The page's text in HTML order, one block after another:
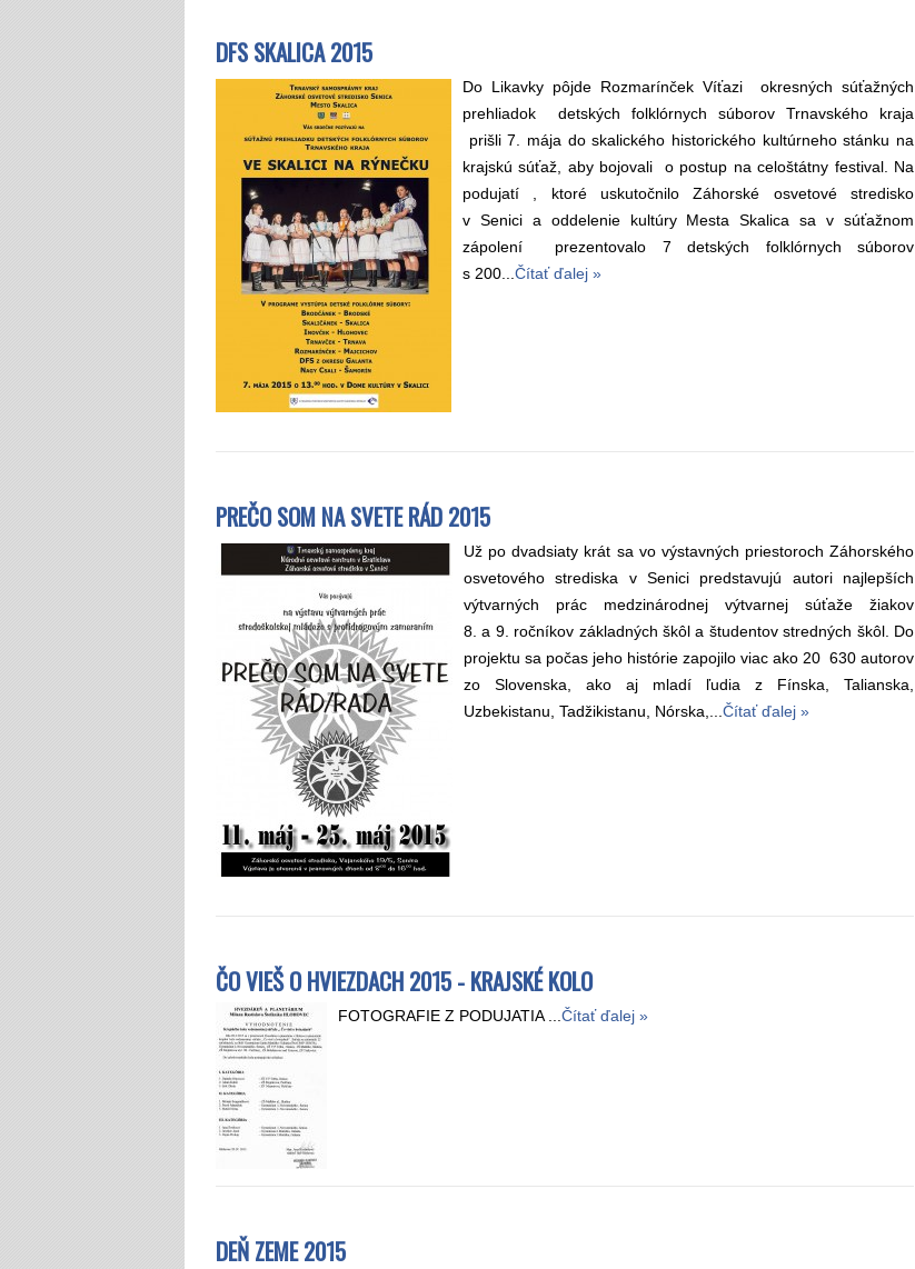
DFS SKALICA 2015
Do Likavky pôjde Rozmarínček Víťazi okresných súťažných
prehliadok detských folklórnych súborov Trnavského kraja
prišli 7. mája do skalického historického kultúrneho stánku na
krajskú súťaž, aby bojovali o postup na celoštátny festival. Na
podujatí , ktoré uskutočnilo Záhorské osvetové stredisko
v Senici a oddelenie kultúry Mesta Skalica sa v súťažnom
zápolení prezentovalo 7 detských folklórnych súborov
s 200... Čítať ďalej »
PREČO SOM NA SVETE RÁD 2015
Už po dvadsiaty krát sa vo výstavných priestoroch Záhorského
osvetového strediska v Senici predstavujú autori najlepších
výtvarných prác medzinárodnej výtvarnej súťaže žiakov
8. a 9. ročníkov základných škôl a študentov stredných škôl. Do
projektu sa počas jeho histórie zapojilo viac ako 20 630 autorov
zo Slovenska, ako aj mladí ľudia z Fínska, Talianska,
Uzbekistanu, Tadžikistanu, Nórska,... Čítať ďalej »
ČO VIEŠ O HVIEZDACH 2015 - KRAJSKÉ KOLO
FOTOGRAFIE Z PODUJATIA ... Čítať ďalej »
DEŇ ZEME 2015